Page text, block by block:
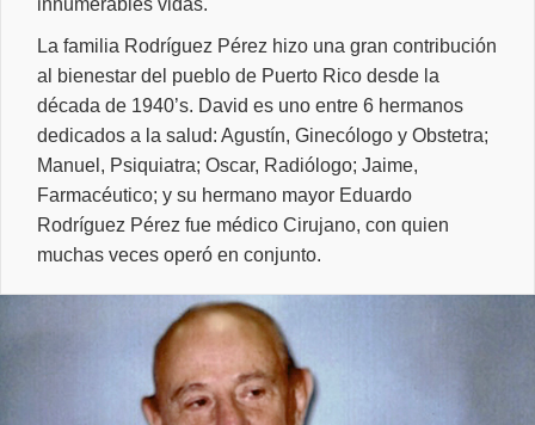
La familia Rodríguez Pérez hizo una gran contribución
al bienestar del pueblo de Puerto Rico desde la
década de 1940’s. David es uno entre 6 hermanos
dedicados a la salud: Agustín, Ginecólogo y Obstetra;
Manuel, Psiquiatra; Oscar, Radiólogo; Jaime,
Farmacéutico; y su hermano mayor Eduardo
Rodríguez Pérez fue médico Cirujano, con quien
muchas veces operó en conjunto.